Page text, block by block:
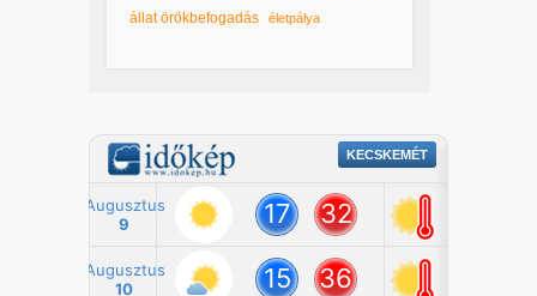
állat örökbefogadás életpálya